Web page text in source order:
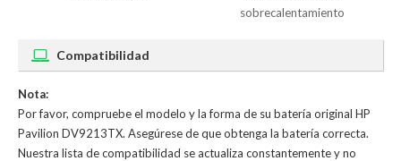
sobrecalentamiento
Compatibilidad
Nota:
Por favor, compruebe el modelo y la forma de su batería original HP
Pavilion DV9213TX. Asegúrese de que obtenga la batería correcta.
Nuestra lista de compatibilidad se actualiza constantemente y no